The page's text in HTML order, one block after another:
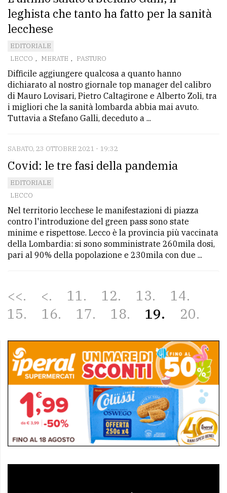
leghista che tanto ha fatto per la sanità
lecchese
EDITORIALE
LECCO , MERATE , PASTURO
Difficile aggiungere qualcosa a quanto hanno
dichiarato al nostro giornale top manager del calibro
di Mauro Lovisari, Pietro Caltagirone e Alberto Zoli, tra
i migliori che la sanità lombarda abbia mai avuto.
Tuttavia a Stefano Galli, deceduto a ...
SABATO, 23 OTTOBRE 2021 - 19:32
Covid: le tre fasi della pandemia
EDITORIALE
LECCO
Nel territorio lecchese le manifestazioni di piazza
contro l'introduzione del green pass sono state
minime e rispettose. Lecco è la provincia più vaccinata
della Lombardia: si sono somministrate 260mila dosi,
pari al 90% della popolazione e 230mila con due ...
<< < 11 12 13
14
15
16 17 18 19 20